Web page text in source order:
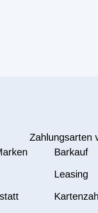
Zahlungsarten
Barkauf
Leasing